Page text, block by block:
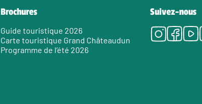
Brochures
Guide touristique 2026
Carte touristique Grand Châteaudun
Programme de l’été 2026
Suivez-nous